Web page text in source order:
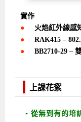
實作
● 火焰紅外線感
● RAK415 –
● BB2710-29 –
上課花絮
▪ 從無到有的培